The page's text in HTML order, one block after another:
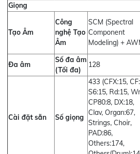
Giọng
Tạo Âm
Công
nghệ Tạo
Âm
SCM (Spectral
Component
Modeling) +
Đa âm
Số đa âm
(Tối đa)
128
Cài đặt sẵn Số giọng
433 (CFX:15,
S6:15, Rd:15,
CP80:8, DX:18,
Clav, Organ:67,
Strings, Choir,
PAD:86,
Others:174,